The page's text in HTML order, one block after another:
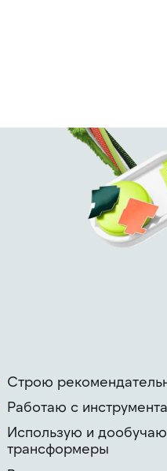
Строю
Работаю с
Использую и
трансформеры